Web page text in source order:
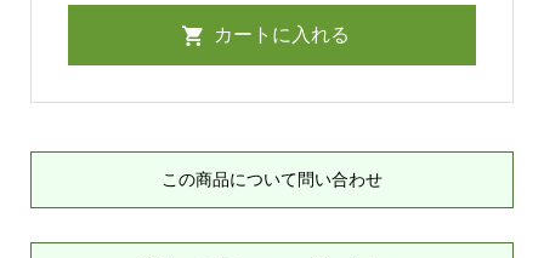
この商品について問い合わせ